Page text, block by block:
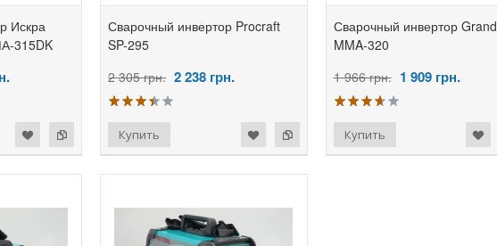
Искра
315DK
Сварочный инвертор Procraft
SP-295
2 305 грн. 2 238 грн.
Сварочный инвертор Grand
MMA-320
1 966 грн. 1 909 грн.
добавить к сравнению
добавить в избранное добавить к сравнению
добавить в избранное